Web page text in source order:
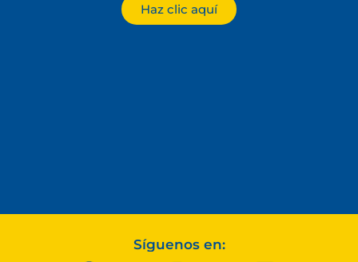
Haz clic aquí
Síguenos en: